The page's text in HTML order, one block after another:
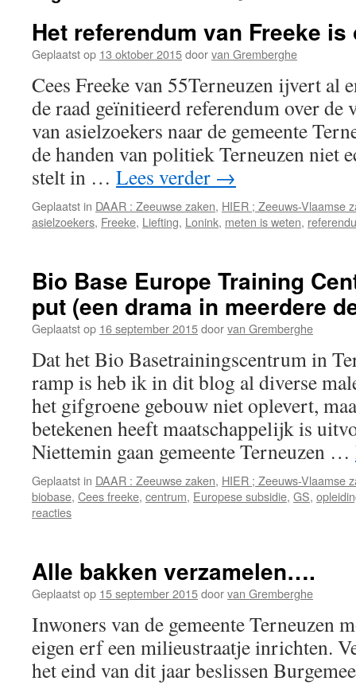
Het referendum van Freeke
Geplaatst op 13 oktober 2015doorvan Gremberghe
Cees Freeke van 55Terneuzen ijvert al
de raad geïnitieerd referendum over de
van asielzoekers naar de gemeente
de handen van politiek Terneuzen niet
stelt in … Lees verder →
Geplaatst in DAAR : Zeeuwse zaken, HIER ; Zeeuws-Vlaamse
asielzoekers, Freeke, Liefting, Lonink, meten is weten,
Bio Base Europe Training
put (een drama in meerdere
Geplaatst op 16 september 2015doorvan Gremberghe
Dat het Bio Basetrainingscentrum in
ramp is heb ik in dit blog al diverse
het gifgroene gebouw niet oplevert,
betekenen heeft maatschappelijk is
Niettemin gaan gemeente Terneuzen …
Geplaatst in DAAR : Zeeuwse zaken, HIER ; Zeeuws-Vlaamse
biobase, Cees freeke, centrum, Europese subsidie, GS,
reacties
Alle bakken verzamelen….
Geplaatst op 15 september 2015doorvan Gremberghe
Inwoners van de gemeente Terneuzen
eigen erf een milieustraatje inrichten.
het eind van dit jaar beslissen